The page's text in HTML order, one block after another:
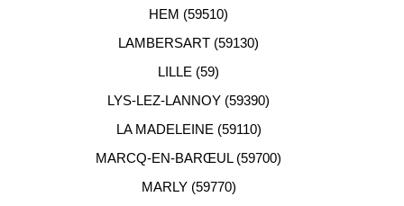
HEM (59510)
LAMBERSART (59130)
LILLE (59)
LYS-LEZ-LANNOY (59390)
LA MADELEINE (59110)
MARCQ-EN-BARŒUL (59700)
MARLY (59770)